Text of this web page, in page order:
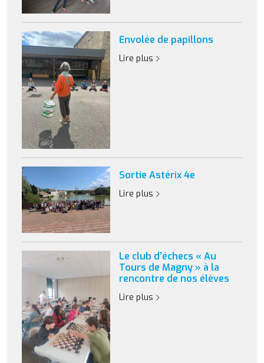
Envolée de papillons
Lire plus
Sortie Astérix 4e
Lire plus
Le club d’échecs « Au
Tours de Magny » à la
rencontre de nos élèves
Lire plus